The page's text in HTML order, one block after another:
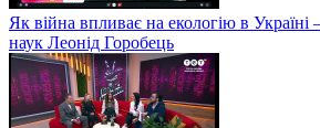
Як війна впливає на екологію в Україні
наук Леонід Горобець